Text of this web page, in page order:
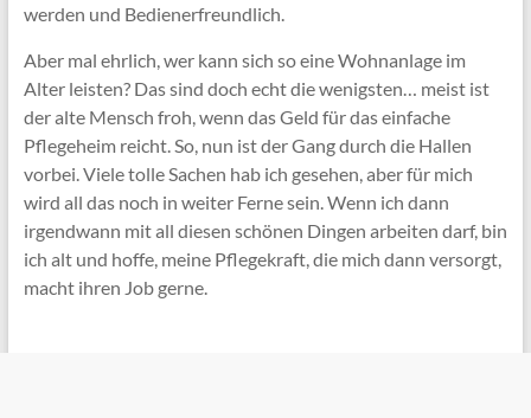
werden und Bedienerfreundlich.
Aber mal ehrlich, wer kann sich so eine Wohnanlage im
Alter leisten? Das sind doch echt die wenigsten… meist ist
der alte Mensch froh, wenn das Geld für das einfache
Pflegeheim reicht. So, nun ist der Gang durch die Hallen
vorbei. Viele tolle Sachen hab ich gesehen, aber für mich
wird all das noch in weiter Ferne sein. Wenn ich dann
irgendwann mit all diesen schönen Dingen arbeiten darf, bin
ich alt und hoffe, meine Pflegekraft, die mich dann versorgt,
macht ihren Job gerne.